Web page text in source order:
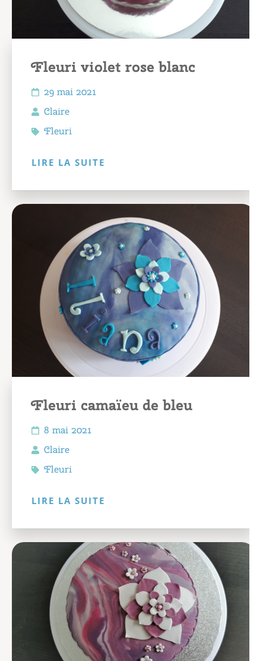
Fleuri violet rose blanc
29 mai 2021
Claire
Fleuri
LIRE LA SUITE
Fleuri camaïeu de bleu
8 mai 2021
Claire
Fleuri
LIRE LA SUITE